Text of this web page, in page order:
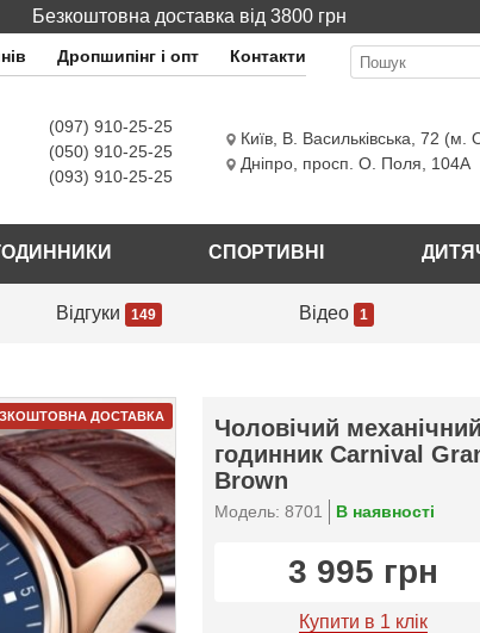
Безкоштовна доставка від 3800 грн
Дропшипінг і опт Контакти
(097) 910-25-25
(050) 910-25-25
(093) 910-25-25
Київ В. Васильківська, 72 (м.
Дніпро просп. О. Поля, 104А
СПОРТИВНІ
Відгуки 149 Відео 1
ДОСТАВКА
Чоловічий механічний
годинник Carnival
Brown
Модель: 8701 В наявності
3 995 грн
Купити в 1 клік